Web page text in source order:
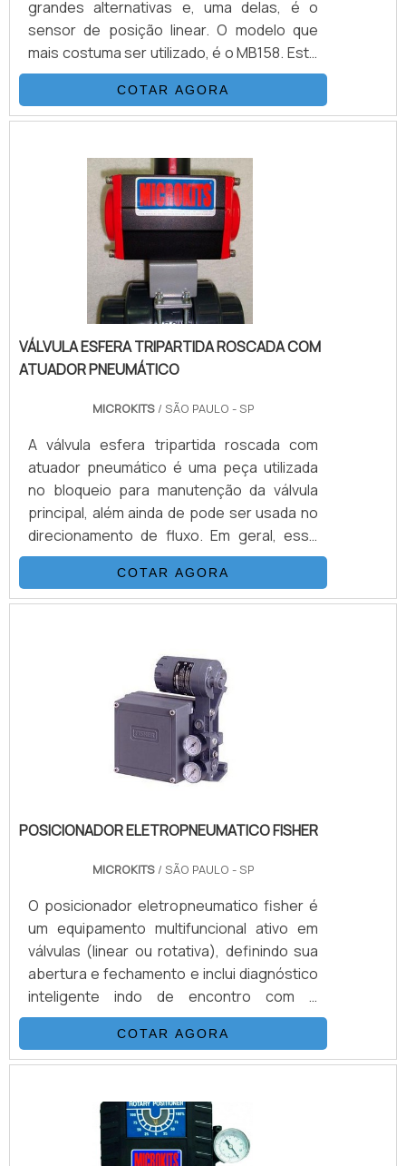
grandes alternativas e, uma delas, é o
sensor de posição linear. O modelo que
mais costuma ser utilizado, é o MB158. Este
modelo é composto por: Três fios, na
tensão 10 a 30 Vcc; Curso de acionamento
de até 30 mm na versão padrão; Ou curso
MB158L.Indicações do sensor de posição
linearPara cursos maiores, que são
superiores a 70 mm, é indicado o uso do
sensor posição linear no modelo MB608 (.
COTAR AGORA
VÁLVULA ESFERA TRIPARTIDA ROSCADA COM
ATUADOR PNEUMÁTICO
MICROKITS/ SÃO PAULO - SP
A válvula esfera tripartida roscada com
atuador pneumático é uma peça utilizada
no bloqueio para manutenção da válvula
principal, além ainda de pode ser usada no
direcionamento de fluxo. Em geral, esse
tipo de válvula utiliza uma esfera oca,
perfurada e pivotante que serve para
assegurar o controle do fluxo de fluidos ou
garante maior rapidez e
eficiência.Conheça mais detalhes a
respeito do atuador pneumáticoO atuador
COTAR AGORA
POSICIONADOR ELETROPNEUMATICO FISHER
MICROKITS/ SÃO PAULO - SP
O posicionador eletropneumatico fisher é
um equipamento multifuncional ativo em
válvulas (linear ou rotativa), definindo sua
abertura e fechamento e inclui diagnóstico
inteligente indo de encontro com o
problema a ser solucionado em sua
aplicação. O funcionamento acontece a
partir de uma série de ações elétricas em
posicionados para a válvula de controle,
direcionam de forma correta, seja para
abertura ou para fechamento. Seu uso é
COTAR AGORA